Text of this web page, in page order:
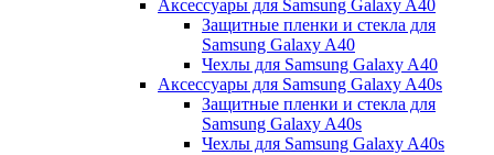
Аксессуары для Samsung Galaxy A40
Защитные пленки и стекла для
Samsung Galaxy A40
Чехлы для Samsung Galaxy A40
Аксессуары для Samsung Galaxy A40s
Защитные пленки и стекла для
Samsung Galaxy A40s
Чехлы для Samsung Galaxy A40s